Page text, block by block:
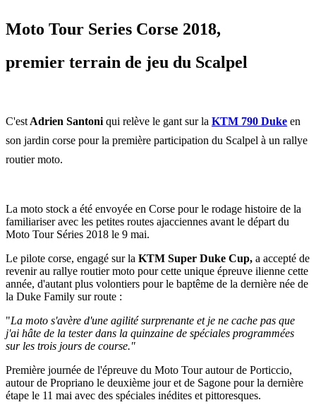
Moto Tour Series Corse 2018,
premier terrain de jeu du Scalpel
C'est Adrien Santoni qui relève le gant sur la KTM 790 Duke en
son jardin corse pour la première participation du Scalpel à un rallye
routier moto.
La moto stock a été envoyée en Corse pour le rodage histoire de la
familiariser avec les petites routes ajacciennes avant le départ du
Moto Tour Séries 2018 le 9 mai.
Le pilote corse, engagé sur la KTM Super Duke Cup, a accepté de
revenir au rallye routier moto pour cette unique épreuve ilienne cette
année, d'autant plus volontiers pour le baptême de la dernière née de
la Duke Family sur route :
"La moto s'avère d'une agilité surprenante et je ne cache pas que
j'ai hâte de la tester dans la quinzaine de spéciales programmées
sur les trois jours de course."
Première journée de l'épreuve du Moto Tour autour de Porticcio,
autour de Propriano le deuxième jour et de Sagone pour la dernière
étape le 11 mai avec des spéciales inédites et pittoresques.